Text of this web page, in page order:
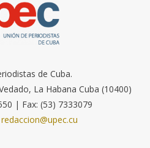
de Cuba.
La Habana Cuba (10400)
| Fax: (53) 7333079
redaccion@upec.cu